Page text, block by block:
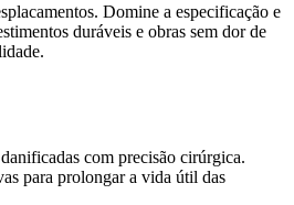
Domine a especificação e
duráveis e obras sem dor de
com precisão cirúrgica.
para prolongar a vida útil das